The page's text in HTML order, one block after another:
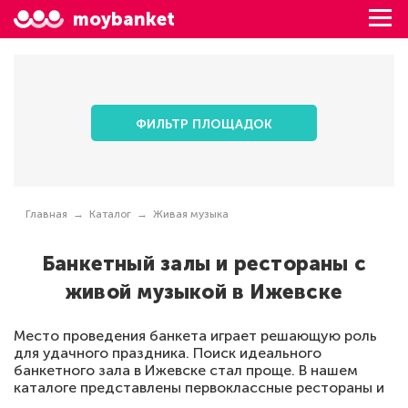
moybanket
ФИЛЬТР ПЛОЩАДОК
Главная Каталог Живая музыка
Банкетный залы и рестораны с
живой музыкой в Ижевске
Место проведения банкета играет решающую роль
для удачного праздника. Поиск идеального
банкетного зала в Ижевске стал проще. В нашем
каталоге представлены первоклассные рестораны и